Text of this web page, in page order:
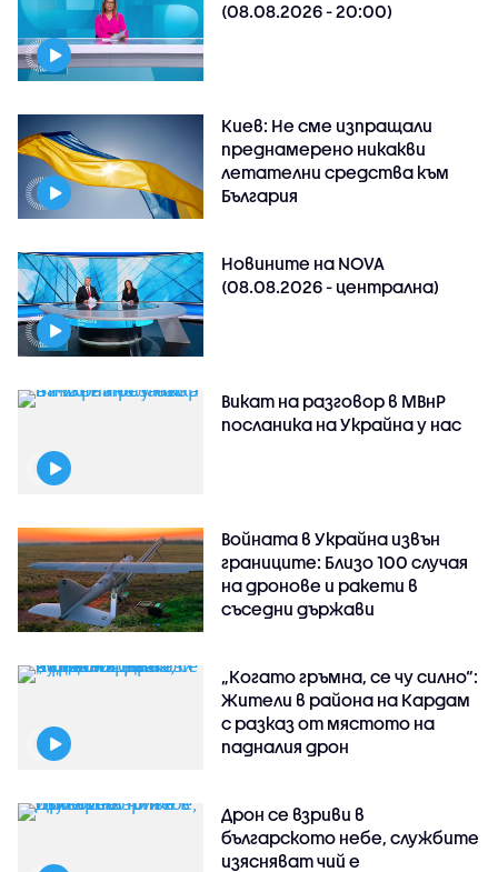
(08.08.2026 - 20:00)
Киев: Не сме изпращали
преднамерено никакви
летателни средства към
България
Новините на NOVA
(08.08.2026 - централна)
Викат на разговор в МВнР
посланика на Украйна у нас
Войната в Украйна извън
границите: Близо 100 случая
на дронове и ракети в
съседни държави
„Когато гръмна, се чу силно“:
Жители в района на Кардам
с разказ от мястото на
падналия дрон
Дрон се взриви в
българското небе, службите
изясняват чий е